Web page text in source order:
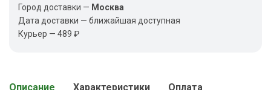
Город доставки — Москва
Дата доставки — ближайшая доступная
Курьер — 489 ₽
Описание Характеристики Оплата